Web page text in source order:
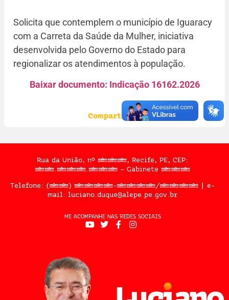
Solicita que contemplem o município de Iguaracy
com a Carreta da Saúde da Mulher, iniciativa
desenvolvida pelo Governo do Estado para
regionalizar os atendimentos à população.
Baixar documento: Indicação 16162.2026
Compartilhe:
Rua da União, nº 397, Recife, PE, CEP:
50.050.909 – Gabinete 302
Telefone: (81) 3183-2467/2324 | e-
mail: luciano.duque@alepe.pe.gov.br
ME ACOMPANHE NAS REDES SOCIAIS